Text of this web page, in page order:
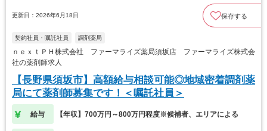
更新日：2026年6月18日 保存する
契約社員・嘱託社員 調剤薬局
ｎｅｘｔＰＨ株式会社 ファーマライズ薬局須坂店 ファーマライズ株式会
社の薬剤師求人
【長野県須坂市】高額給与相談可能◎地域密着調剤薬
局にて薬剤師募集です！＜嘱託社員＞
給与 【年収】700万円～800万円程度※候補者、エリアによる